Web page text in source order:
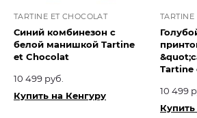
TARTINE ET CHOCOLAT
Синий комбинезон с
белой манишкой Tartine
et Chocolat​
10 499 руб.
Купить на Кенгуру
TARTINE
Tartine
10 499